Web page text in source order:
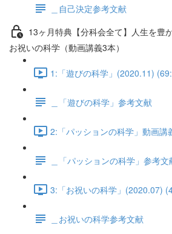
＿自己決定参考文献
13ヶ月特典【分科会全て】人生を豊
お祝いの科学（動画講義3本）
1:「遊びの科学」(2020.11)
＿「遊びの科学」参考文献
2:「パッションの科学」動画
＿「パッションの科学」参考
3:「お祝いの科学」(2020.07)
＿お祝いの科学参考文献